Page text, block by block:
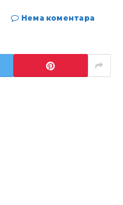
Нема коментара